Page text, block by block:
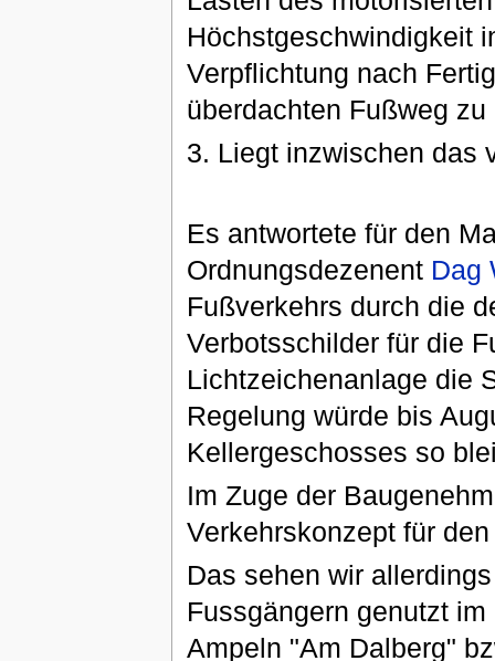
Höchstgeschwindigkeit
Verpflichtung nach
überdachten Fußweg zu
3. Liegt inzwischen das
Es antwortete für den
Ordnungsdezenent Dag
Fußverkehrs durch die
Verbotsschilder für die
Lichtzeichenanlage die
Regelung würde bis
Kellergeschosses so
Im Zuge der
Verkehrskonzept für
Das sehen wir
Fussgängern genutzt
Ampeln "Am Dalberg"